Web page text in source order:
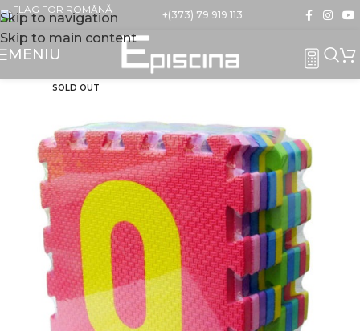
Skip to navigation
Skip to main content
+(373) 79 919 113
MENIU
SOLD OUT